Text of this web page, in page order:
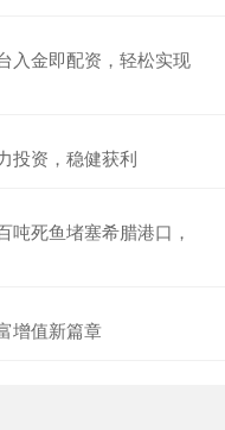
入金即配资，轻松实现
投资，稳健获利
吨死鱼堵塞希腊港口，
增值新篇章